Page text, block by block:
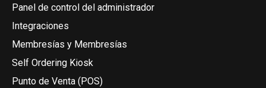
Panel de control del administrador
Integraciones
Membresías y Membresías
Self Ordering Kiosk
Punto de Venta (POS)